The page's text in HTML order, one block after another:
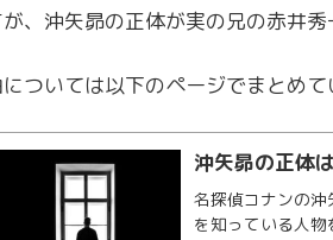
、沖矢昴の正体が実の兄の赤井秀
ついては以下のページでまとめて
沖矢昴の正体
名探偵コナンの
を知っている人